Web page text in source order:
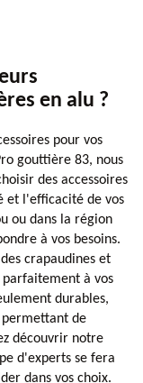
en alu ?
pour vos
gouttière 83, nous
des accessoires
et l'efficacité de vos
ou dans la région
à vos besoins.
crapaudines et
parfaitement à vos
durables,
permettant de
découvrir notre
d'experts se fera
dans vos choix.